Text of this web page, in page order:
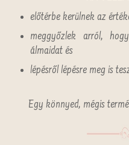
előtérbe kerülnek az
meggyőzlek arról,
álmaidat és
lépésről lépésre meg is
Egy könnyed, mégis